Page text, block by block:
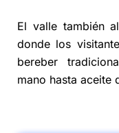
El valle también
donde los
bereber
mano hasta aceite